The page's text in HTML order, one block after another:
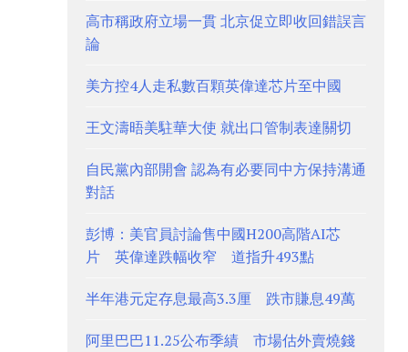
高市稱政府立場一貫 北京促立即收回錯誤言
論
美方控4人走私數百顆英偉達芯片至中國
王文濤晤美駐華大使 就出口管制表達關切
自民黨內部開會 認為有必要同中方保持溝通
對話
彭博：美官員討論售中國H200高階AI芯
片 英偉達跌幅收窄 道指升493點
半年港元定存息最高3.3厘 跌市賺息49萬
阿里巴巴11.25公布季績 市場估外賣燒錢